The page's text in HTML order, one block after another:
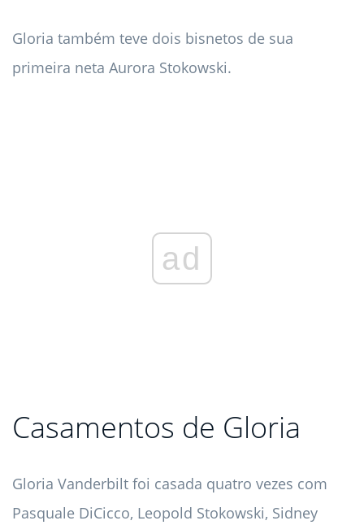
Gloria também teve dois bisnetos de sua
primeira neta Aurora Stokowski.
ad
Casamentos de Gloria
Gloria Vanderbilt foi casada quatro vezes com
Pasquale DiCicco, Leopold Stokowski, Sidney